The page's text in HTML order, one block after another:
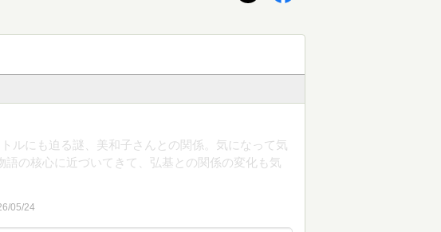
ルにも迫る謎、美和子さんとの関係。気になって気
語の核心に近づいてきて、弘基との関係の変化も気
05/24